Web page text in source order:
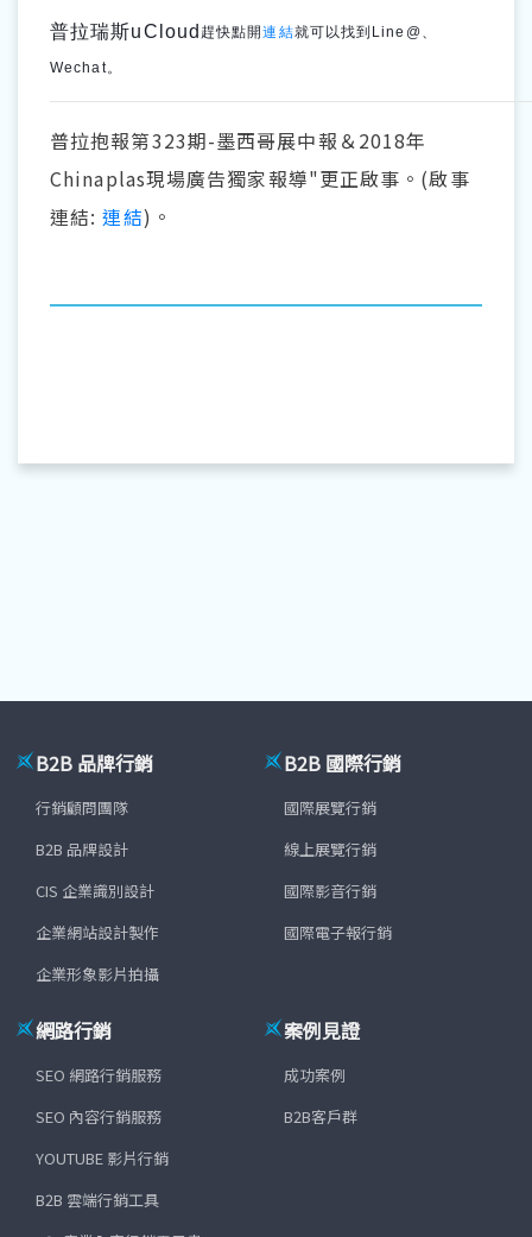
普拉瑞斯uCloud 趕快點開連結就可以找到Line@、
Wechat。
普拉抱報第323期-墨西哥展中報＆2018年
Chinaplas現場廣告獨家報導"更正啟事。(啟事
連結:連結)。
B2B 品牌行銷
行銷顧問團隊
B2B 品牌設計
CIS 企業識別設計
企業網站設計製作
企業形象影片拍攝
B2B 國際行銷
國際展覽行銷
線上展覽行銷
國際影音行銷
國際電子報行銷
網路行銷
SEO 網路行銷服務
SEO 內容行銷服務
YOUTUBE 影片行銷
B2B 雲端行銷工具
案例見證
成功案例
B2B客戶群